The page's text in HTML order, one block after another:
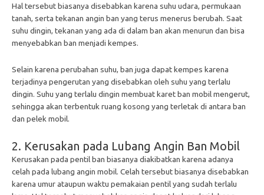
Hal tersebut biasanya disebabkan karena suhu udara, permukaan
tanah, serta tekanan angin ban yang terus menerus berubah. Saat
suhu dingin, tekanan yang ada di dalam ban akan menurun dan bisa
menyebabkan ban menjadi kempes.
Selain karena perubahan suhu, ban juga dapat kempes karena
terjadinya pengerutan yang disebabkan oleh suhu yang terlalu
dingin. Suhu yang terlalu dingin membuat karet ban mobil mengerut,
sehingga akan terbentuk ruang kosong yang terletak di antara ban
dan pelek mobil.
2. Kerusakan pada Lubang Angin Ban Mobil
Kerusakan pada pentil ban biasanya diakibatkan karena adanya
celah pada lubang angin mobil. Celah tersebut biasanya disebabkan
karena umur ataupun waktu pemakaian pentil yang sudah terlalu